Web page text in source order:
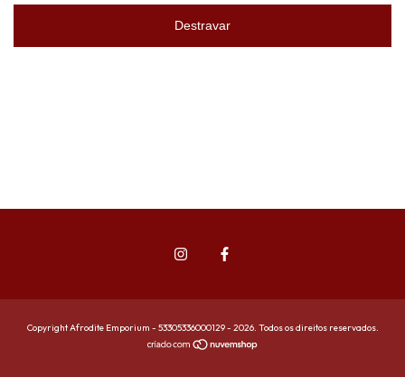
Destravar
Copyright Afrodite Emporium - 53305336000129 - 2026. Todos os direitos reservados.